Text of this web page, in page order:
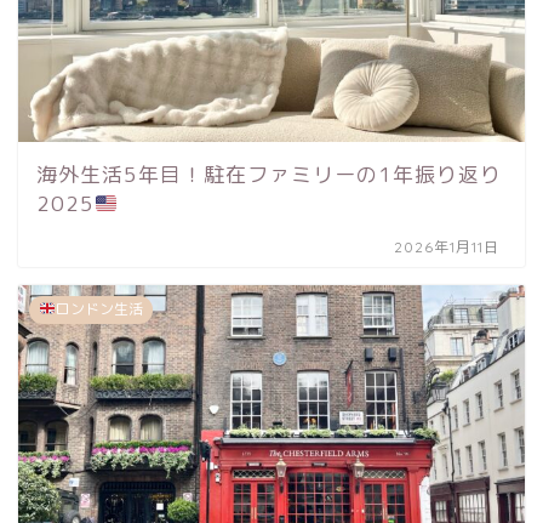
海外生活5年目！駐在ファミリーの1年振り返り
2025
2026年1月11日
ロンドン生活